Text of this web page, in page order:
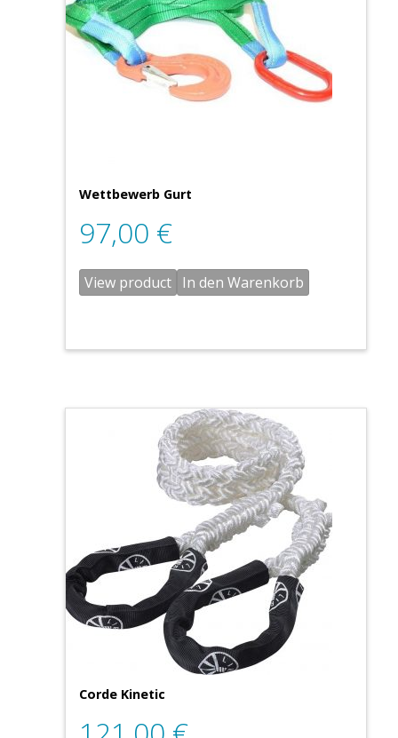
Wettbewerb Gurt
97,00 €
View product In den Warenkorb
Corde Kinetic